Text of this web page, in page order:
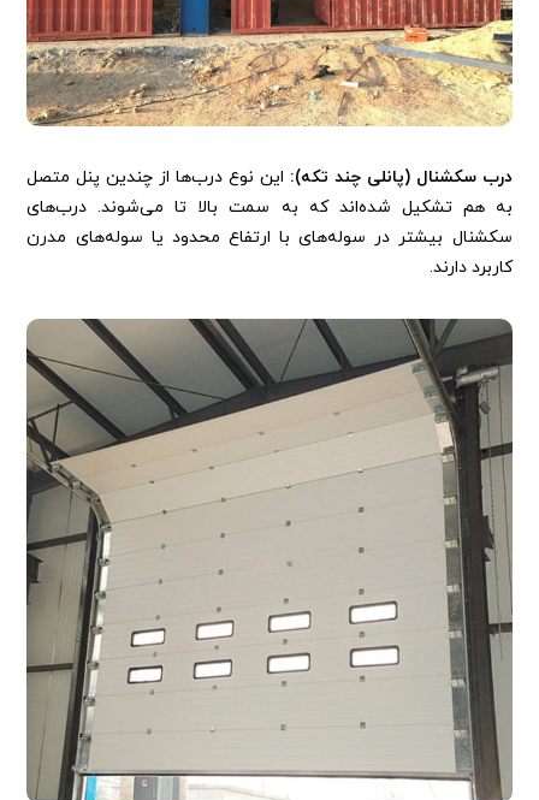
درب سکشنال (پانلی چند تکه): این نوع درب‌ها از چندین پنل متصل
به هم تشکیل شده‌اند که به سمت بالا تا می‌شوند. درب‌های
سکشنال بیشتر در سوله‌های با ارتفاع محدود یا سوله‌های مدرن
کاربرد دارند.